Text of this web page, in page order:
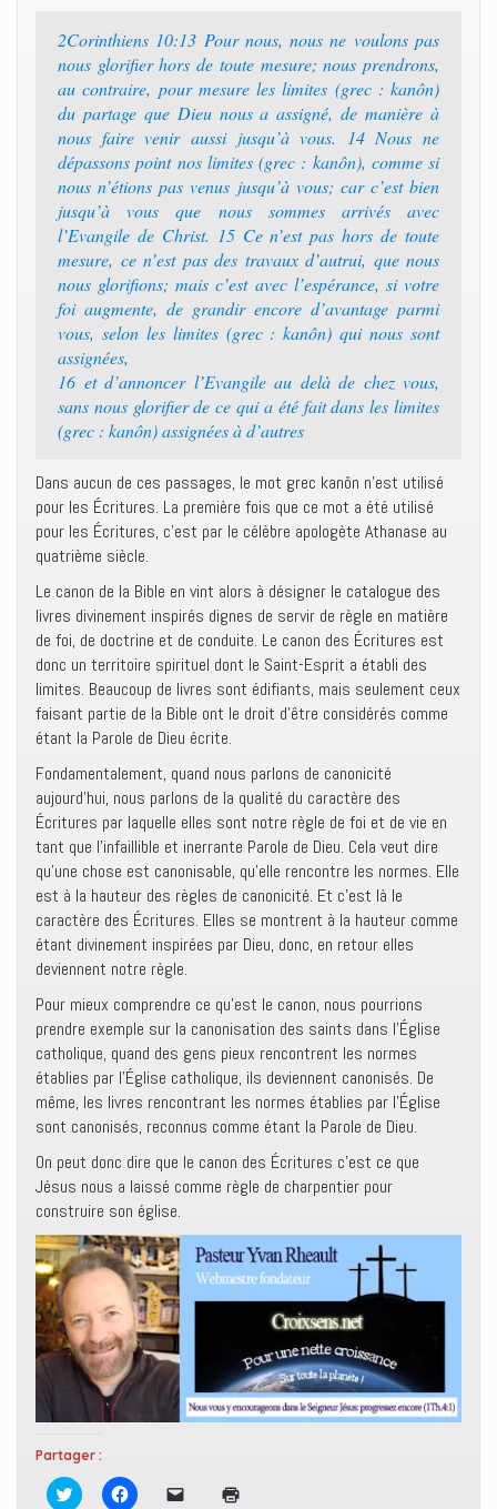
2Corinthiens 10:13 Pour nous, nous ne voulons pas
nous glorifier hors de toute mesure; nous prendrons,
au contraire, pour mesure les limites (grec : kanôn)
du partage que Dieu nous a assigné, de manière à
nous faire venir aussi jusqu’à vous. 14 Nous ne
dépassons point nos limites (grec : kanôn), comme si
nous n’étions pas venus jusqu’à vous; car c’est bien
jusqu’à vous que nous sommes arrivés avec
l’Evangile de Christ. 15 Ce n’est pas hors de toute
mesure, ce n’est pas des travaux d’autrui, que nous
nous glorifions; mais c’est avec l’espérance, si votre
foi augmente, de grandir encore d’avantage parmi
vous, selon les limites (grec : kanôn) qui nous sont
assignées,
16 et d’annoncer l’Evangile au delà de chez vous,
sans nous glorifier de ce qui a été fait dans les limites
(grec : kanôn) assignées à d’autres
Dans aucun de ces passages, le mot grec kanôn n’est utilisé
pour les Écritures. La première fois que ce mot a été utilisé
pour les Écritures, c’est par le célèbre apologète Athanase au
quatrième siècle.
Le canon de la Bible en vint alors à désigner le catalogue des
livres divinement inspirés dignes de servir de règle en matière
de foi, de doctrine et de conduite. Le canon des Écritures est
donc un territoire spirituel dont le Saint-Esprit a établi des
limites. Beaucoup de livres sont édifiants, mais seulement ceux
faisant partie de la Bible ont le droit d’être considérés comme
étant la Parole de Dieu écrite.
Fondamentalement, quand nous parlons de canonicité
aujourd’hui, nous parlons de la qualité du caractère des
Écritures par laquelle elles sont notre règle de foi et de vie en
tant que l’infaillible et inerrante Parole de Dieu. Cela veut dire
qu’une chose est canonisable, qu’elle rencontre les normes. Elle
est à la hauteur des règles de canonicité. Et c’est là le
caractère des Écritures. Elles se montrent à la hauteur comme
étant divinement inspirées par Dieu, donc, en retour elles
deviennent notre règle.
Pour mieux comprendre ce qu’est le canon, nous pourrions
prendre exemple sur la canonisation des saints dans l’Église
catholique, quand des gens pieux rencontrent les normes
établies par l’Église catholique, ils deviennent canonisés. De
même, les livres rencontrant les normes établies par l’Église
sont canonisés, reconnus comme étant la Parole de Dieu.
On peut donc dire que le canon des Écritures c’est ce que
Jésus nous a laissé comme règle de charpentier pour
construire son église.
Partager :
C C